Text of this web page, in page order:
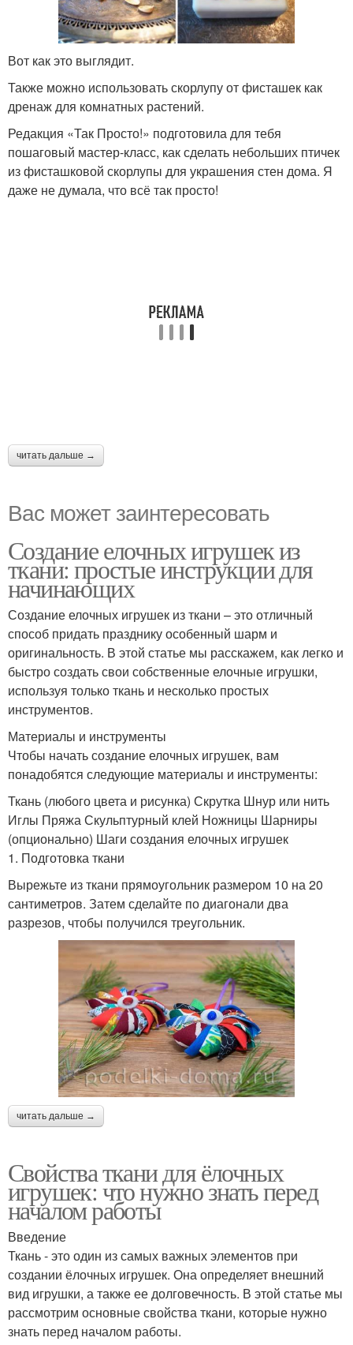
Вот как это выглядит.
Также можно использовать скорлупу от фисташек как
дренаж для комнатных растений.
Редакция «Так Просто!» подготовила для тебя
пошаговый мастер-класс, как сделать небольших птичек
из фисташковой скорлупы для украшения стен дома. Я
даже не думала, что всё так просто!
читать дальше →
Вас может заинтересовать
Создание елочных игрушек из
ткани: простые инструкции для
начинающих
Создание елочных игрушек из ткани – это отличный
способ придать празднику особенный шарм и
оригинальность. В этой статье мы расскажем, как легко и
быстро создать свои собственные елочные игрушки,
используя только ткань и несколько простых
инструментов.
Материалы и инструменты
Чтобы начать создание елочных игрушек, вам
понадобятся следующие материалы и инструменты:
Ткань (любого цвета и рисунка) Скрутка Шнур или нить
Иглы Пряжа Скульптурный клей Ножницы Шарниры
(опционально) Шаги создания елочных игрушек
1. Подготовка ткани
Вырежьте из ткани прямоугольник размером 10 на 20
сантиметров. Затем сделайте по диагонали два
разрезов, чтобы получился треугольник.
читать дальше →
Свойства ткани для ёлочных
игрушек: что нужно знать перед
началом работы
Введение
Ткань - это один из самых важных элементов при
создании ёлочных игрушек. Она определяет внешний
вид игрушки, а также ее долговечность. В этой статье мы
рассмотрим основные свойства ткани, которые нужно
знать перед началом работы.